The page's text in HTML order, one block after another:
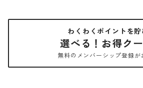
わくわくポイントを貯
選べる！お得ク
無料のメンバーシップ登録が